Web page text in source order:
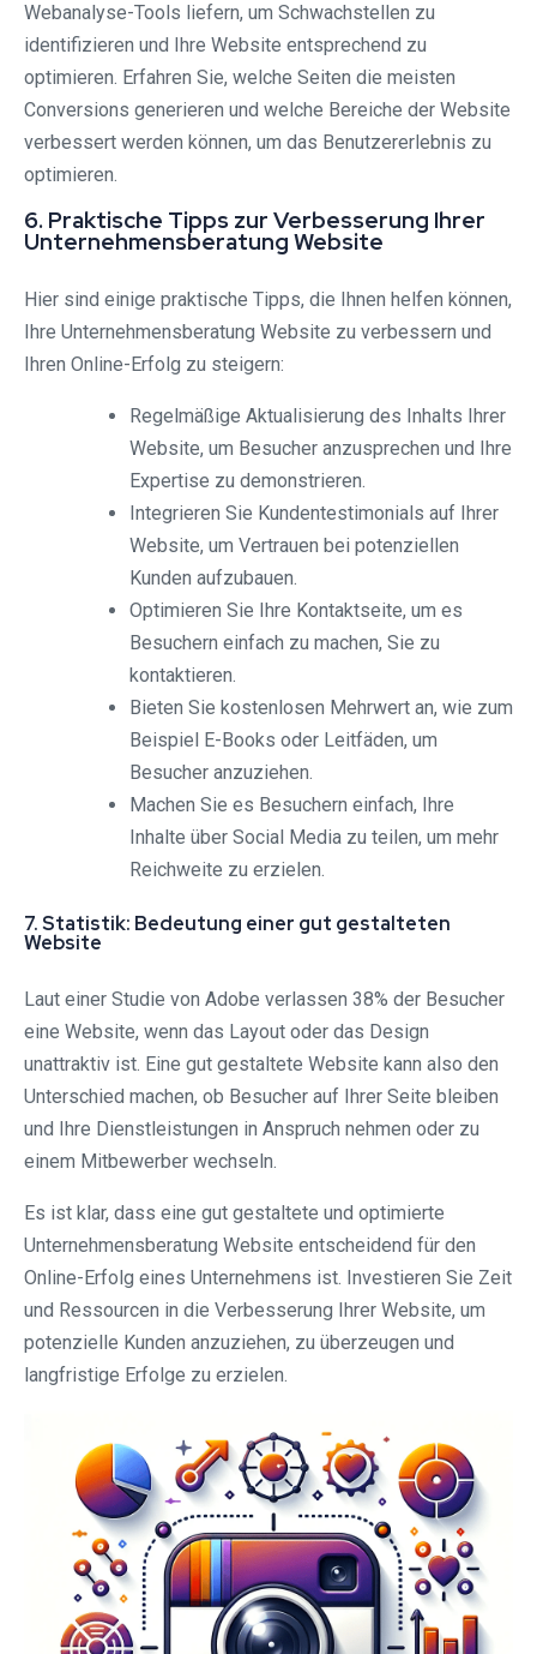
Webanalyse-Tools liefern, um Schwachstellen zu
identifizieren und Ihre Website entsprechend zu
optimieren. Erfahren Sie, welche Seiten die meisten
Conversions generieren und welche Bereiche der Website
verbessert werden können, um das Benutzererlebnis zu
optimieren.
6. Praktische Tipps zur Verbesserung Ihrer
Unternehmensberatung Website
Hier sind einige praktische Tipps, die Ihnen helfen können,
Ihre Unternehmensberatung Website zu verbessern und
Ihren Online-Erfolg zu steigern:
Regelmäßige Aktualisierung des Inhalts Ihrer
Website, um Besucher anzusprechen und Ihre
Expertise zu demonstrieren.
Integrieren Sie Kundentestimonials auf Ihrer
Website, um Vertrauen bei potenziellen
Kunden aufzubauen.
Optimieren Sie Ihre Kontaktseite, um es
Besuchern einfach zu machen, Sie zu
kontaktieren.
Bieten Sie kostenlosen Mehrwert an, wie zum
Beispiel E-Books oder Leitfäden, um
Besucher anzuziehen.
Machen Sie es Besuchern einfach, Ihre
Inhalte über Social Media zu teilen, um mehr
Reichweite zu erzielen.
7. Statistik: Bedeutung einer gut gestalteten
Website
Laut einer Studie von Adobe verlassen 38% der Besucher
eine Website, wenn das Layout oder das Design
unattraktiv ist. Eine gut gestaltete Website kann also den
Unterschied machen, ob Besucher auf Ihrer Seite bleiben
und Ihre Dienstleistungen in Anspruch nehmen oder zu
einem Mitbewerber wechseln.
Es ist klar, dass eine gut gestaltete und optimierte
Unternehmensberatung Website entscheidend für den
Online-Erfolg eines Unternehmens ist. Investieren Sie Zeit
und Ressourcen in die Verbesserung Ihrer Website, um
potenzielle Kunden anzuziehen, zu überzeugen und
langfristige Erfolge zu erzielen.